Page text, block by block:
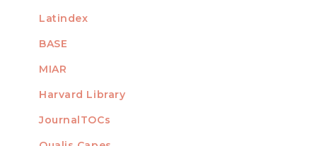
Latindex
BASE
MIAR
Harvard Library
JournalTOCs